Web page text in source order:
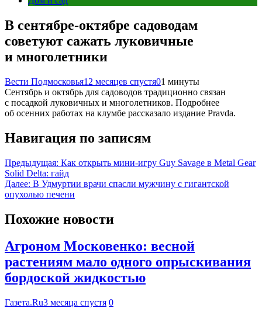
В сентябре-октябре садоводам
советуют сажать луковичные
и многолетники
Вести Подмосковья12 месяцев спустя01 минуты
Сентябрь и октябрь для садоводов традиционно связан
с посадкой луковичных и многолетников. Подробнее
об осенних работах на клумбе рассказало издание Pravda.
Навигация по записям
Предыдущая: Как открыть мини-игру Guy Savage в Metal Gear
Solid Delta: гайд
Далее: В Удмуртии врачи спасли мужчину с гигантской
опухолью печени
Похожие новости
Агроном Московенко: весной
растениям мало одного опрыскивания
бордоской жидкостью
Газета.Ru3 месяца спустя 0